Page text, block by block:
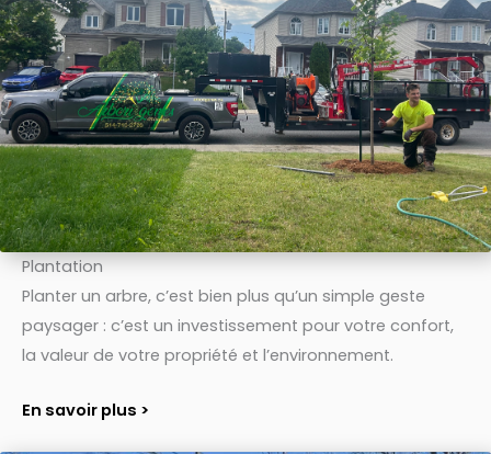
Plantation
Planter un arbre, c’est bien plus qu’un simple geste
paysager : c’est un investissement pour votre confort,
la valeur de votre propriété et l’environnement.
En savoir plus >